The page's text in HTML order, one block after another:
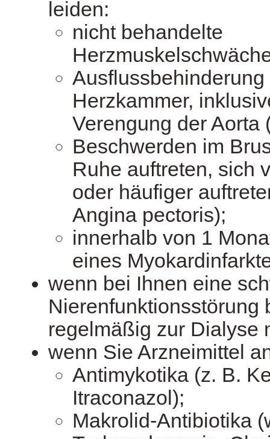
leiden:
nicht behandelte
Herzkammer,
Verengung der Aorta
Beschwerden im
Ruhe auftreten, sich
oder häufiger
Angina pectoris);
innerhalb von 1
eines
wenn bei Ihnen eine
Nierenfunktionsstörung
regelmäßig zur Dialyse
wenn Sie Arzneimittel
Antimykotika (z. B.
Itraconazol);
Makrolid-Antibiotika